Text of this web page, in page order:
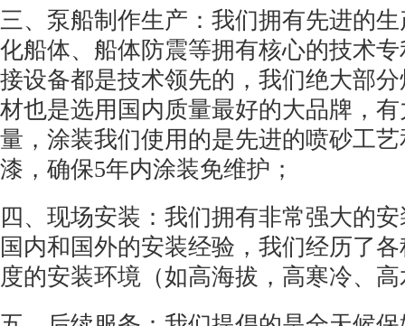
三、泵船制作生产：我们拥有先进的
化船体、船体防震等拥有核心的技术
接设备都是技术领先的，我们绝大部
材也是选用国内质量最好的大品牌，
量，涂装我们使用的是先进的喷砂工
漆，确保5年内涂装免维护；
四、现场安装：我们拥有非常强大的
国内和国外的安装经验，我们经历了
度的安装环境（如高海拔，高寒冷、